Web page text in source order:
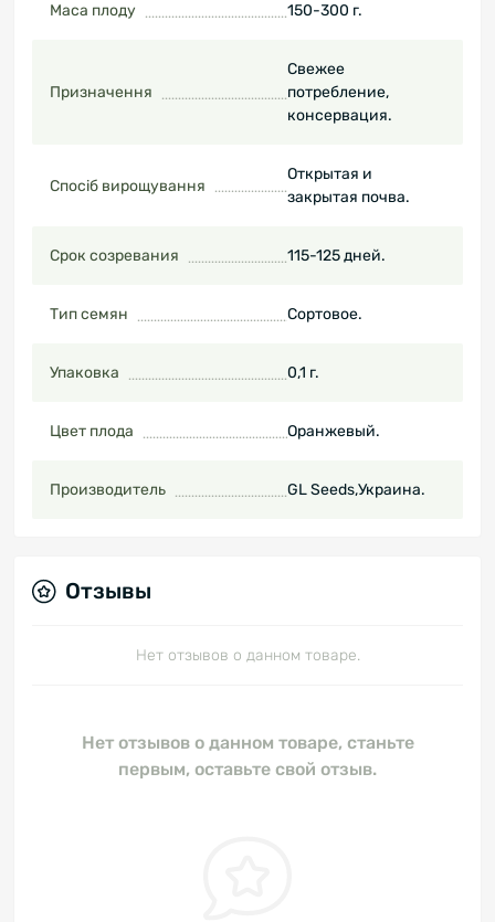
Маса плоду 150-300 г.
Призначення
Свежее
потребление,
консервация.
Спосіб вирощування
Открытая и
закрытая почва.
Срок созревания 115-125 дней.
Тип семян Сортовое.
Упаковка 0,1 г.
Цвет плода Оранжевый.
Производитель GL Seeds,Украина.
Отзывы
Нет отзывов о данном товаре.
Нет отзывов о данном товаре, станьте
первым, оставьте свой отзыв.